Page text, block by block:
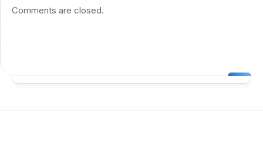
Comments are closed.